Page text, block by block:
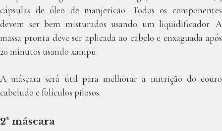
cápsulas de óleo de manjericão. Todos os componentes
devem ser bem misturados usando um liquidificador. A
massa pronta deve ser aplicada ao cabelo e enxaguada após
20 minutos usando xampu.
A máscara será útil para melhorar a nutrição do couro
cabeludo e folículos pilosos.
2ª máscara